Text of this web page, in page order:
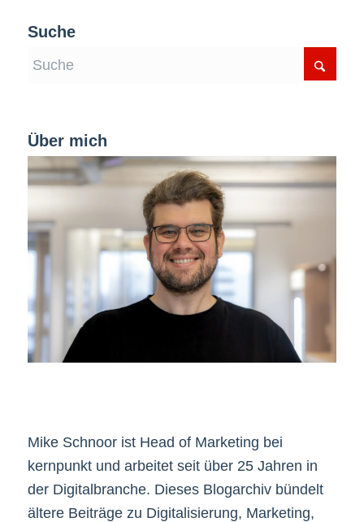
Suche
Über mich
Mike Schnoor ist Head of Marketing bei
kernpunkt und arbeitet seit über 25 Jahren in
der Digitalbranche. Dieses Blogarchiv bündelt
ältere Beiträge zu Digitalisierung, Marketing,